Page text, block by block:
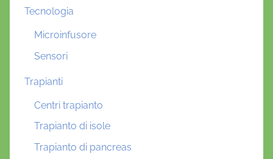
Tecnologia
Microinfusore
Sensori
Trapianti
Centri trapianto
Trapianto di isole
Trapianto di pancreas